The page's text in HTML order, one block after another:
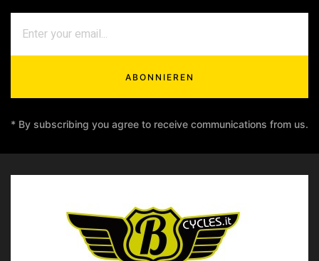
ABONNIEREN
* By subscribing you agree to receive communications from us.